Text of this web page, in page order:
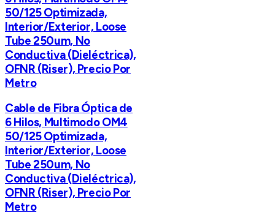
50/125 Optimizada,
Interior/Exterior, Loose
Tube 250um, No
Conductiva (Dieléctrica),
OFNR (Riser), Precio Por
Metro
Cable de Fibra Óptica de
6 Hilos, Multimodo OM4
50/125 Optimizada,
Interior/Exterior, Loose
Tube 250um, No
Conductiva (Dieléctrica),
OFNR (Riser), Precio Por
Metro